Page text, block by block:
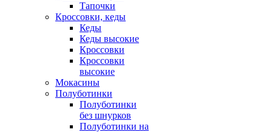
Тапочки
Кроссовки, кеды
Кеды
Кеды высокие
Кроссовки
Кроссовки
высокие
Мокасины
Полуботинки
Полуботинки
без шнурков
Полуботинки на